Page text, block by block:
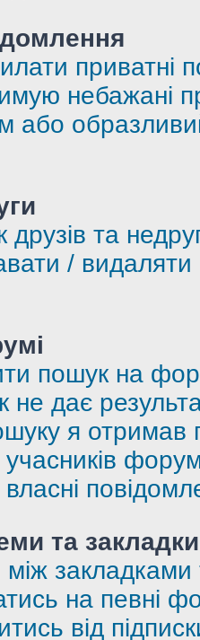
приватні
небажані
або
та
/ видаляти
пошук на
дає
я отримав
та закладки
закладками
на певні
від